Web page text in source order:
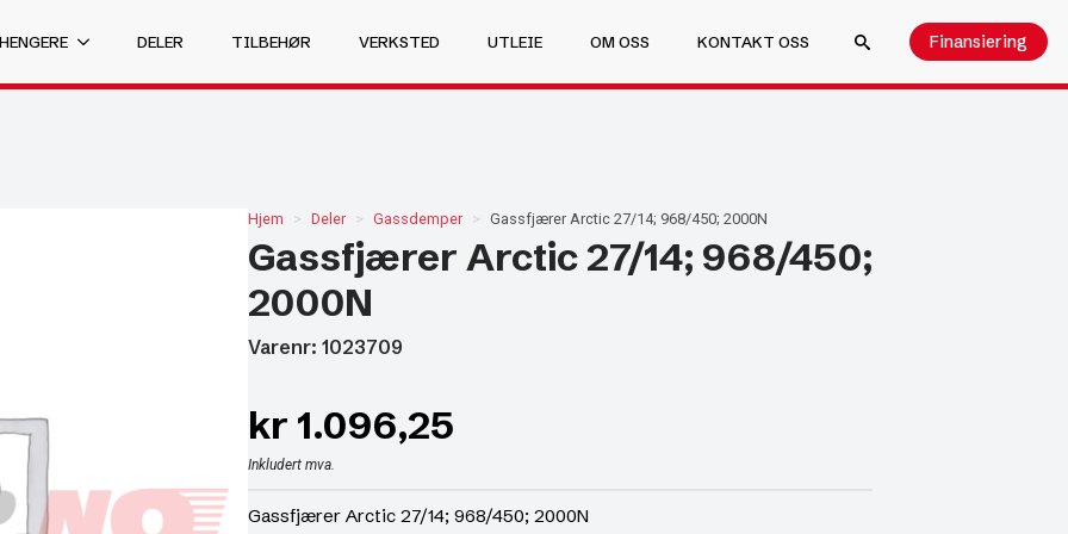
DELER TILBEHØR VERKSTED UTLEIE OM OSS
KONTAKT OSS
Finansiering
Hjem Deler Gassdemper Gassfjærer Arctic 27/14; 968/450; 2000N
Gassfjærer Arctic 27/14; 968/450;
2000N
Varenr: 1023709
kr 1.096,25
Inkludert mva.
Gassfjærer Arctic 27/14; 968/450; 2000N